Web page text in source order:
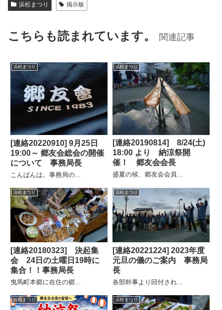
浜松まつり 掲示板
こちらも読まれています。 関連記事
浜松まつり
[連絡20220910] 9月25日
19:00～ 郷友会総会の開催
について 事務局長
こんばんは。事務局の...
浜松まつり
[連絡20190814] 8/24(土)
18:00 より 納涼祭開
催！ 郷友会会長
盛夏の候、郷友会会員...
浜松まつり
[連絡20180323] 決起集
会 24日の土曜日19時に
集合！！事務局長
曳馬町本郷に在住の郷...
浜松まつり
[連絡20221224] 2023年度
元旦の儀のご案内 事務局
長
各部幹事より回付され...
浜松まつり 浜松まつり